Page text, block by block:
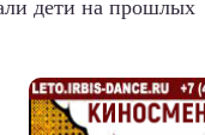
дети на прошлых